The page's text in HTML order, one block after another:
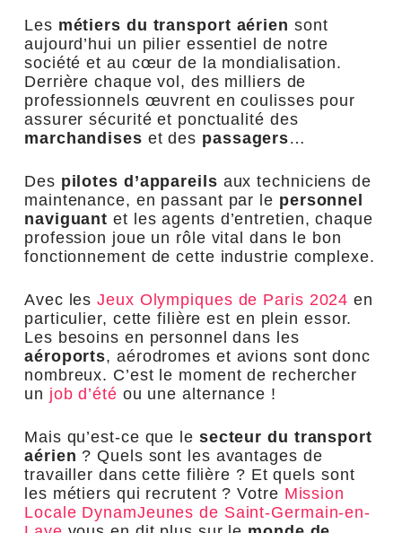
Les métiers du transport aérien sont
aujourd’hui un pilier essentiel de notre
société et au cœur de la mondialisation.
Derrière chaque vol, des milliers de
professionnels œuvrent en coulisses pour
assurer sécurité et ponctualité des
marchandises et des passagers…
Des pilotes d’appareils aux techniciens de
maintenance, en passant par le personnel
naviguant et les agents d’entretien, chaque
profession joue un rôle vital dans le bon
fonctionnement de cette industrie complexe.
Avec lesJeux Olympiques de Paris 2024 en
particulier, cette filière est en plein essor.
Les besoins en personnel dans les
aéroports, aérodromes et avions sont donc
nombreux. C’est le moment de rechercher
un job d’été ou une alternance !
Mais qu’est-ce que le secteur du transport
aérien ? Quels sont les avantages de
travailler dans cette filière ? Et quels sont
les métiers qui recrutent ? Votre Mission
Locale DynamJeunes de Saint-Germain-en-